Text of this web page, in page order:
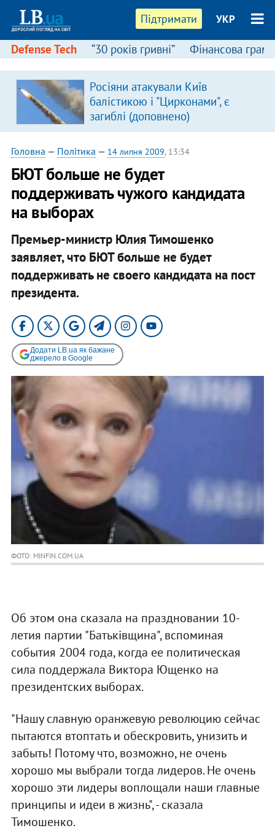
Підтримати УКР
Defense Tech “30 років гривні” Фінансова
Росіяни атакували Київ
балістикою і "Цирконами", є
загиблі (доповнено)
Головна — Політика — 14 липня 2009, 13:34
БЮТ больше не будет
поддерживать чужого кандидата
на выборах
Премьер-министр Юлия Тимошенко
заявляет, что БЮТ больше не будет
поддерживать не своего кандидата на пост
президента.
Додати LB.ua як бажане
джерело в Google
ФОТО: MINFIN.COM.UA
Об этом она сказала на праздновании 10-
летия партии "Батьківщина", вспоминая
события 2004 года, когда ее политическая
сила поддержала Виктора Ющенко на
президентских выборах.
"Нашу славную оранжевую революцию сейчас
пытаются втоптать и обескровить, унизить и
забыть! Потому что, возможно, не очень
хорошо мы выбрали тогда лидеров. Не очень
хорошо эти лидеры воплощали наши главные
принципы и идеи в жизнь", - сказала
Тимошенко.